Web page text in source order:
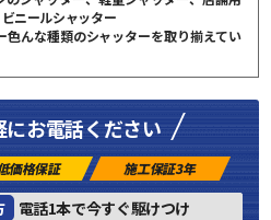
ニールシャッター
んな種類のシャッターを取り揃えてい
にお電話ください
価格保証 施工保証3年
電話1本で今すぐ駆けつけ